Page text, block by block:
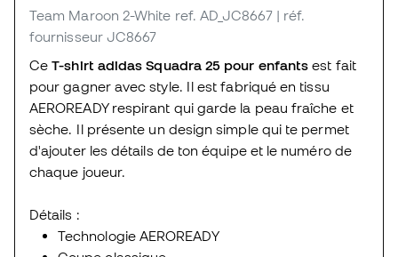
Team Maroon 2-White ref. AD_JC8667 | réf.
fournisseur JC8667
CeT-shirt adidas Squadra 25 pour enfants est fait
pour gagner avec style. Il est fabriqué en tissu
AEROREADY respirant qui garde la peau fraîche et
sèche. Il présente un design simple qui te permet
d'ajouter les détails de ton équipe et le numéro de
chaque joueur.
Détails :
Technologie AEROREADY